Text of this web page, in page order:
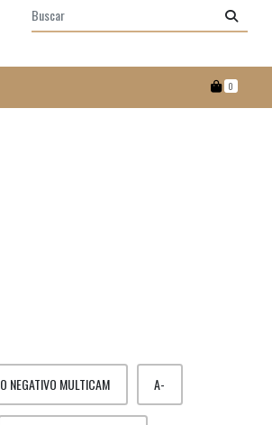
0
O NEGATIVO MULTICAM A-